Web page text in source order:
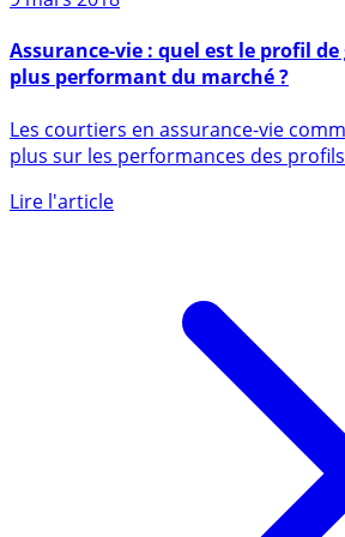
9 mars 2018
plus performant du marché ?
Les courtiers en assurance-vie
plus sur les performances des profils